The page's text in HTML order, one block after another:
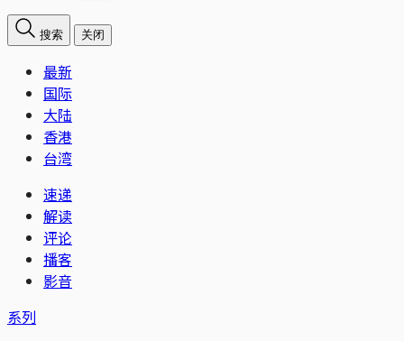
搜索 关闭
最新
国际
大陆
香港
台湾
速递
解读
评论
播客
影音
系列